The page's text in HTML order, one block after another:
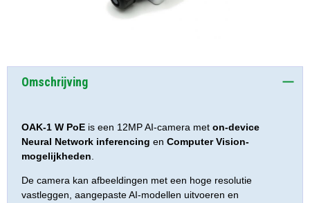
Omschrijving
OAK-1 W PoE is een 12MP AI-camera met on-device
Neural Network inferencing en Computer Vision-
mogelijkheden
De camera kan afbeeldingen met een hoge resolutie
vastleggen, aangepaste AI-modellen uitvoeren en